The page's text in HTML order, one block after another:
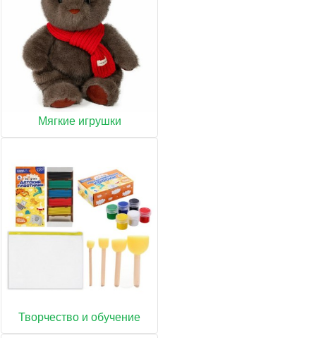
Мягкие игрушки
Творчество и обучение